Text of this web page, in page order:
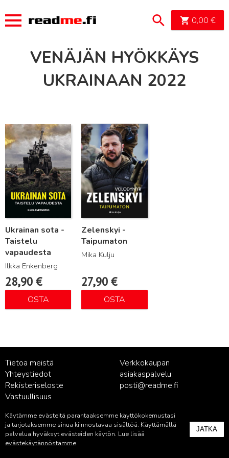
0,00 €
VENÄJÄN HYÖKKÄYS
UKRAINAAN 2022
Ukrainan sota -
Taistelu
vapaudesta
Ilkka Enkenberg
28,90 €
OSTA
Lue lisää
Zelenskyi -
Taipumaton
Mika Kulju
27,90€
OSTA
Lue lisää
Tietoa meistä
Yhteystiedot
Rekisteriseloste
Vastuullisuus
Verkkokaupan
asiakaspalvelu:
posti@readme.fi
Kustantamon asiakaspalvelu:
palvelu@readme.fi
Käytämme evästeitä parantaaksemme käyttökokemustasi
ja tarjotaksemme sinua kiinnostavaa sisältöä. Käyttämällä
palvelua hyväksyt evästeiden käytön. Lue lisää
evästekäytännöstämme.
JATKA